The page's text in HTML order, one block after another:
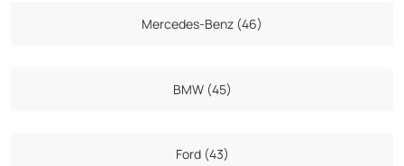
Mercedes-Benz (46)
BMW (45)
Ford (43)